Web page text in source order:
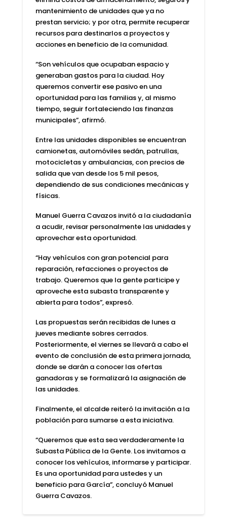
mantenimiento de unidades que ya no
prestan servicio; y por otra, permite recuperar
recursos para destinarlos a proyectos y
acciones en beneficio de la comunidad.
“Son vehículos que ocupaban espacio y
generaban gastos para la ciudad. Hoy
queremos convertir ese pasivo en una
oportunidad para las familias y, al mismo
tiempo, seguir fortaleciendo las finanzas
municipales”, afirmó.
Entre las unidades disponibles se encuentran
camionetas, automóviles sedán, patrullas,
motocicletas y ambulancias, con precios de
salida que van desde los 5 mil pesos,
dependiendo de sus condiciones mecánicas y
físicas.
Manuel Guerra Cavazos invitó a la ciudadanía
a acudir, revisar personalmente las unidades y
aprovechar esta oportunidad.
“Hay vehículos con gran potencial para
reparación, refacciones o proyectos de
trabajo. Queremos que la gente participe y
aproveche esta subasta transparente y
abierta para todos”, expresó.
Las propuestas serán recibidas de lunes a
jueves mediante sobres cerrados.
Posteriormente, el viernes se llevará a cabo el
evento de conclusión de esta primera jornada,
donde se darán a conocer las ofertas
ganadoras y se formalizará la asignación de
las unidades.
Finalmente, el alcalde reiteró la invitación a la
población para sumarse a esta iniciativa.
“Queremos que esta sea verdaderamente la
Subasta Pública de la Gente. Los invitamos a
conocer los vehículos, informarse y participar.
Es una oportunidad para ustedes y un
beneficio para García”, concluyó Manuel
Guerra Cavazos.